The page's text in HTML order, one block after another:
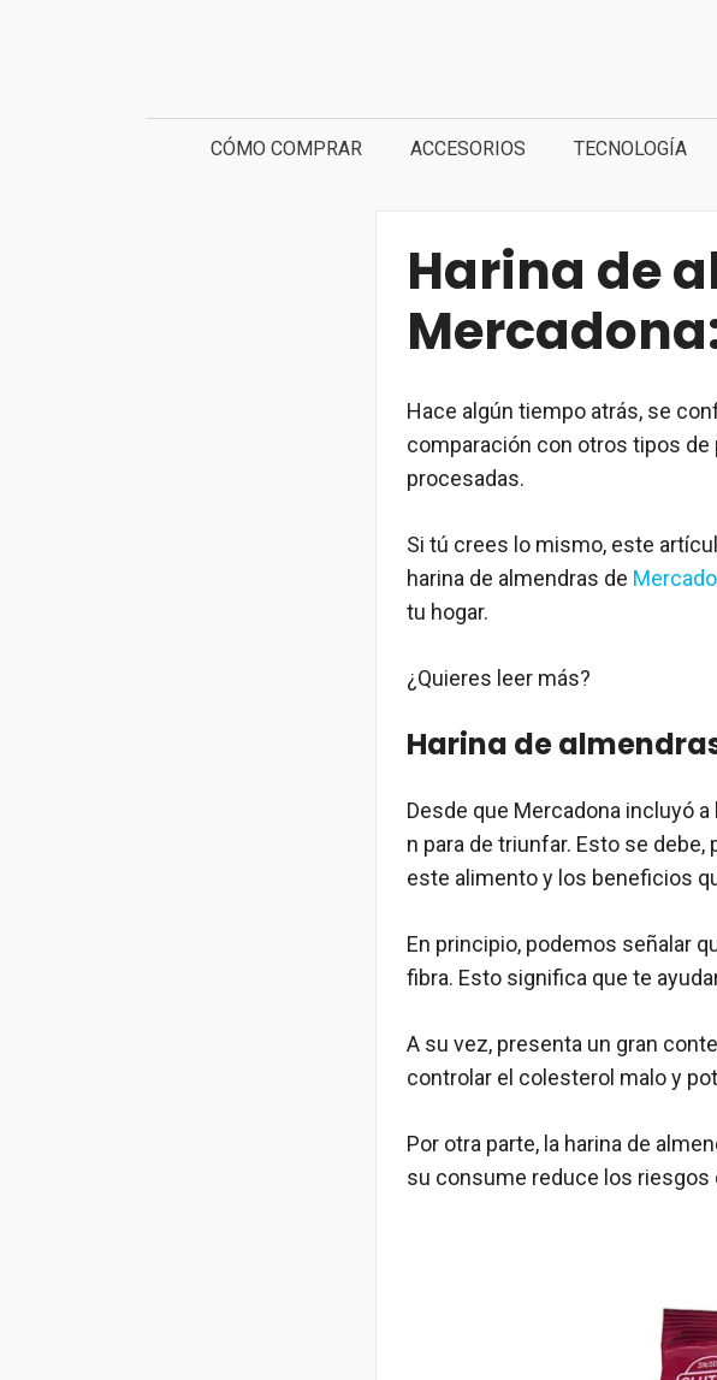
CÓMO COMPRAR ACCESORIOS TECNOLOGÍA
Harina de
Hace algún tiempo atrás, se
comparación con otros tipos
procesadas.
Si tú crees lo mismo, este
harina de almendras de
tu hogar.
¿Quieres leer más?
Harina de
Desde que Mercadona incluyó
n para de triunfar. Esto se
este alimento y los beneficios
En principio, podemos señalar
fibra. Esto significa que te
A su vez, presenta un gran
controlar el colesterol malo y
Por otra parte, la harina de
su consume reduce los riesgos